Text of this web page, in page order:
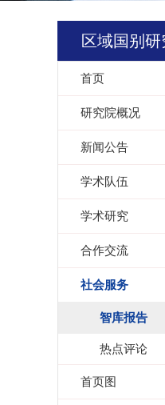
区域国别研
首页
研究院概况
新闻公告
学术队伍
学术研究
合作交流
社会服务
智库报告
热点评论
首页图